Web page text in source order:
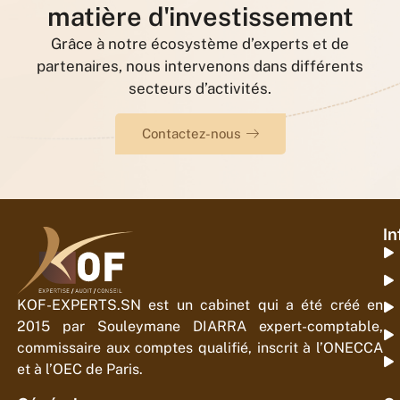
matière d'investissement
Grâce à notre écosystème d’experts et de
partenaires, nous intervenons dans différents
secteurs d’activités.
Contactez-nous
KOF-EXPERTS.SN est un cabinet qui a été créé en
2015 par Souleymane DIARRA expert-comptable,
commissaire aux comptes qualifié, inscrit à l’ONECCA
et à l’OEC de Paris.